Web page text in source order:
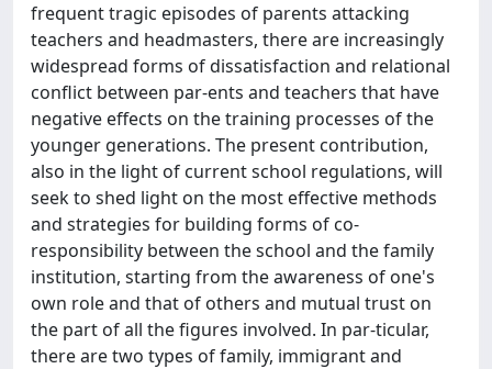
frequent tragic episodes of parents attacking
teachers and headmasters, there are increasingly
widespread forms of dissatisfaction and relational
conflict between par-ents and teachers that have
negative effects on the training processes of the
younger generations. The present contribution,
also in the light of current school regulations, will
seek to shed light on the most effective methods
and strategies for building forms of co-
responsibility between the school and the family
institution, starting from the awareness of one's
own role and that of others and mutual trust on
the part of all the figures involved. In par-ticular,
there are two types of family, immigrant and